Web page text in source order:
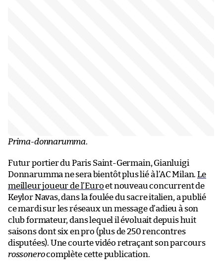
Prima-donnarumma.
Futur portier du Paris Saint-Germain, Gianluigi
Donnarumma ne sera bientôt plus lié à l’AC Milan.Le
meilleur joueur de l’Euroet nouveau concurrent de
Keylor Navas, dans la foulée du sacre italien, a publié
ce mardi sur les réseaux un message d’adieu à son
club formateur, dans lequel il évoluait depuis huit
saisons dont six en pro (plus de 250 rencontres
disputées). Une courte vidéo retraçant son parcours
rossonerocomplète cette publication.